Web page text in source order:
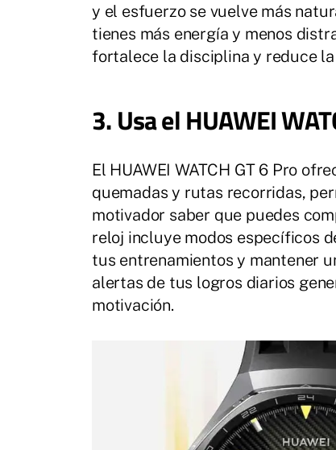
y el esfuerzo se vuelve más
tienes más energía y menos
fortalece la disciplina y reduce
3. Usa el HUAWEI
El HUAWEI WATCH GT 6 Pro
quemadas y rutas recorridas,
motivador saber que puedes
reloj incluye modos específicos
tus entrenamientos y mantener
alertas de tus logros diarios
motivación.